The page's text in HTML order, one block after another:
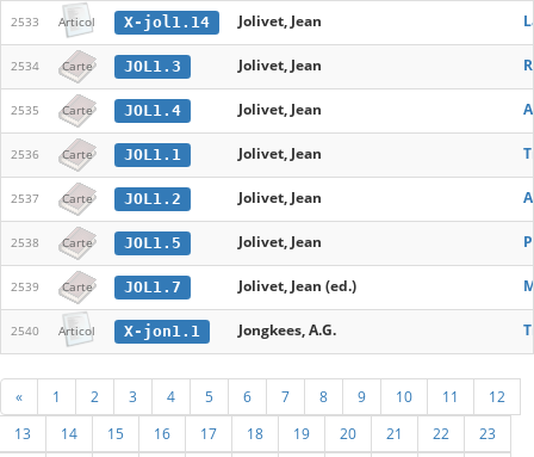
2533 Articol X-jol1.14 Jolivet, Jean
2534 Carte JOL1.3 Jolivet, Jean
2535 Carte JOL1.4 Jolivet, Jean
2536 Carte JOL1.1 Jolivet, Jean
2537 Carte JOL1.2 Jolivet, Jean
2538 Carte JOL1.5 Jolivet, Jean
2539 Carte JOL1.7 Jolivet, Jean (ed.)
2540 Articol X-jon1.1 Jongkees, A.G.
« 1 2 3 4 5 6 7 8 9 10 11
12
13
14 15 16 17 18 19 20 21 22
23